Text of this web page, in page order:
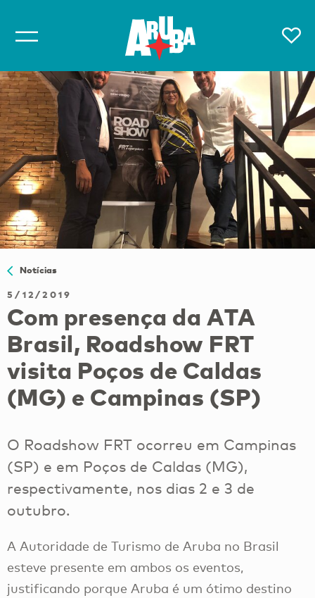
Notícias
5/12/2019
Com presença da ATA
Brasil, Roadshow FRT
visita Poços de Caldas
(MG) e Campinas (SP)
O Roadshow FRT ocorreu em Campinas
(SP) e em Poços de Caldas (MG),
respectivamente, nos dias 2 e 3 de
outubro.
A Autoridade de Turismo de Aruba no Brasil
esteve presente em ambos os eventos,
justificando porque Aruba é um ótimo destino